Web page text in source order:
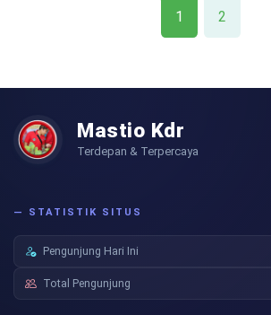
1 2
Mastio Kdr
Terdepan & Terpercaya
— STATISTIK SITUS
Pengunjung Hari Ini
Total Pengunjung